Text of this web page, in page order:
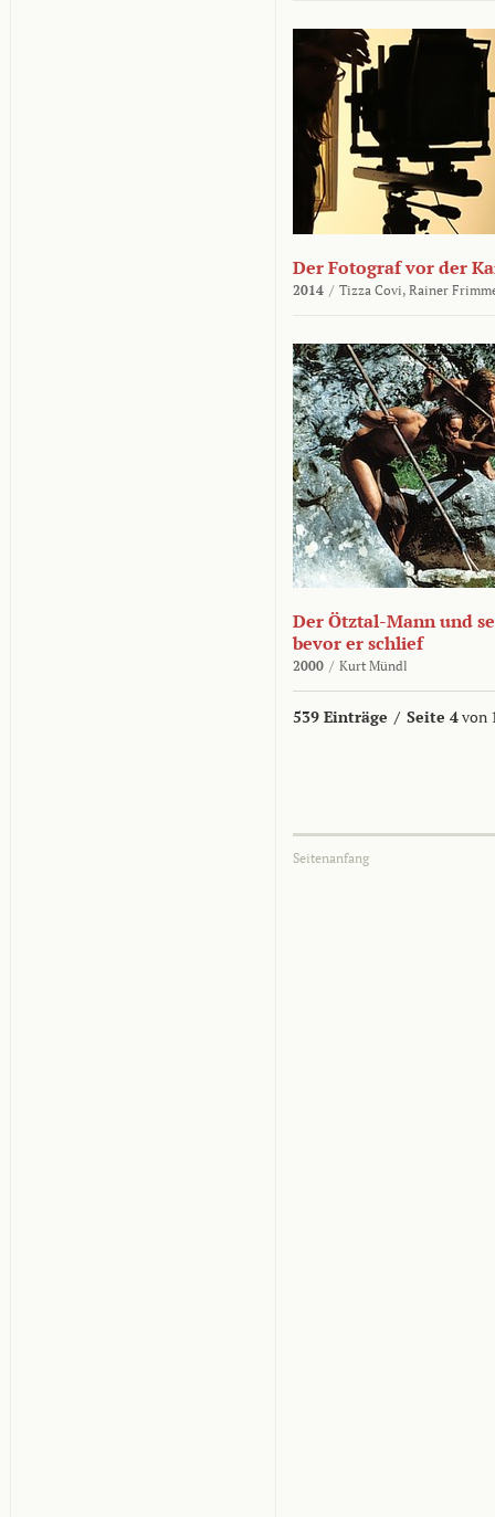
Der Fotograf vor der
2014 / Tizza Covi, Rainer
Der Ötztal-Mann und
bevor er schlief
2000 / Kurt Mündl
539 Einträge / Seite 4von
Seitenanfang